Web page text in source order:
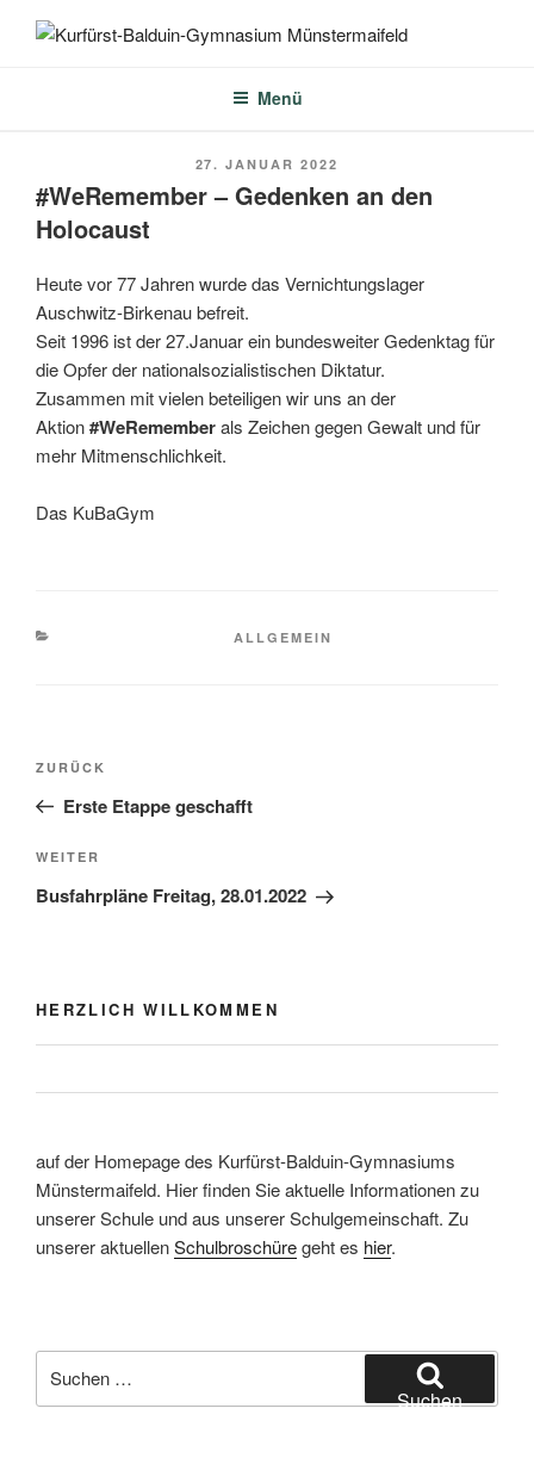
Inhalt
Menü
VERÖFFENTLICHT
27. JANUAR 2022
#WeRemember – Gedenken an den
Holocaust
Heute vor 77 Jahren wurde das Vernichtungslager
Auschwitz-Birkenau befreit.
Seit 1996 ist der 27.Januar ein bundesweiter Gedenktag für
die Opfer der nationalsozialistischen Diktatur.
Zusammen mit vielen beteiligen wir uns an der
Aktion#WeRememberals Zeichen gegen Gewalt und für
mehr Mitmenschlichkeit.
Das KuBaGym
KATEGORIEN
ALLGEMEIN
Beitragsnavigation
Vorheriger
Beitrag
ZURÜCK
Erste Etappe geschafft
Nächster
Beitrag
WEITER
Busfahrpläne Freitag, 28.01.2022
HERZLICH WILLKOMMEN
auf der Homepage des Kurfürst-Balduin-Gymnasiums
Münstermaifeld. Hier finden Sie aktuelle Informationen zu
unserer Schule und aus unserer Schulgemeinschaft. Zu
unserer aktuellenSchulbroschüregeht es hier.
nach:
Suchen